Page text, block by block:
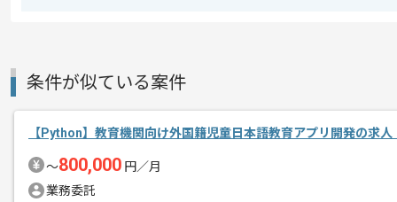
その他募集要項
商談回数
1回
募集人数
1人
条件が似ている案件
【Python】教育機関向け外国籍児童日本語教育アプリ開発の求人
〜800,000 円／月
業務委託